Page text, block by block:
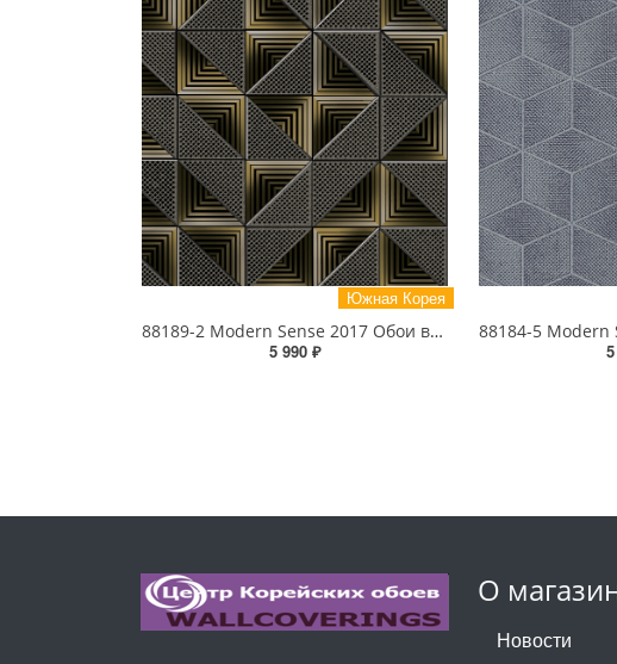
Южная Корея
88189-2 Modern Sense 2017 Обои виниловые на бумажной основе 1.06*15.6
5 990 ₽
О
Новости